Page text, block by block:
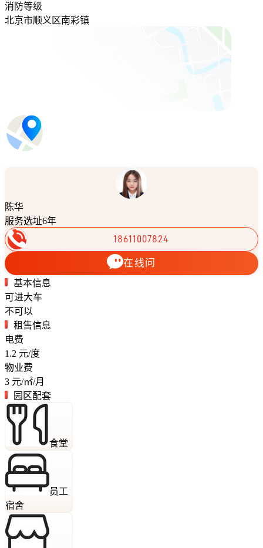
消防等级
北京市顺义区南彩镇
陈华
服务选址6年
18611007824
在线问
基本信息
可进大车
不可以
租售信息
电费
1.2 元/度
物业费
3 元/㎡/月
园区配套
食堂
员工
宿舍